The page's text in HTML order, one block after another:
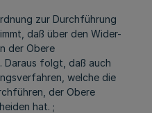
zur Durchführung
daß über den Wider-
der Obere
Daraus folgt, daß auch
welche die
der Obere
hat. ;